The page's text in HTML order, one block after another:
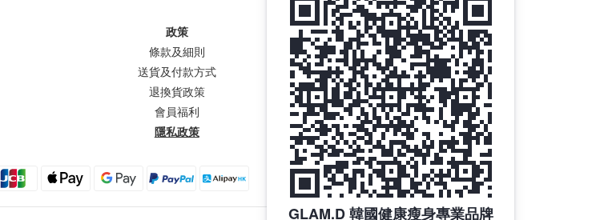
政策
條款及細則
送貨及付款方式
退換貨政策
會員福利
隱私政策
GLAM.D 韓國健康瘦身專業品牌